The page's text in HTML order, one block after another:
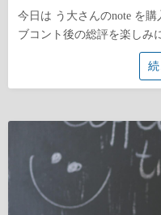
今日は う大さんのnote を
ブコント後の総評を楽しみ